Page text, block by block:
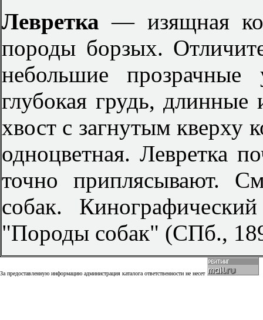
Левретка— изящная
породы борзых.
небольшие
глубокая грудь,
хвост с загнутым кверху
одноцветная. Левретка
точно приплясывают.
собак.
"Породы собак" (СПб.,
За предоставленную информацию администрация каталога ответственности не несет